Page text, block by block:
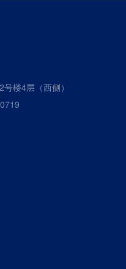
楼4层（西侧）